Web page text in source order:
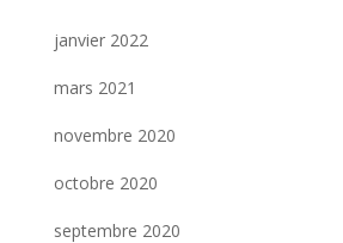
janvier 2022
mars 2021
novembre 2020
octobre 2020
septembre 2020